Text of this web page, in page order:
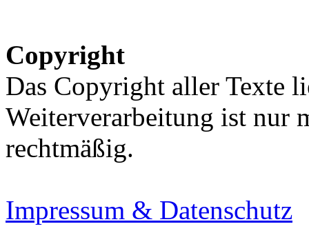
Copyright
Das Copyright aller Texte
Weiterverarbeitung ist nur
rechtmäßig.
Impressum & Datenschutz